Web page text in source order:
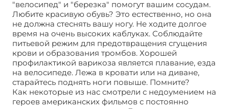
"велосипед" и "березка" помогут вашим сосудам.
Любите красивую обувь? Это естественно, но она
не должна стеснять вашу ногу. Не ходите долгое
время на очень высоких каблуках. Соблюдайте
питьевой режим для предотвращения сгущения
крови и образования тромбов. Хорошей
профилактикой варикоза является плавание, езда
на велосипеде. Лежа в кровати или на диване,
старайтесь поднять ноги повыше. Помните?
Как некоторые из нас смотрели с недоумением на
героев американских фильмов с постоянно